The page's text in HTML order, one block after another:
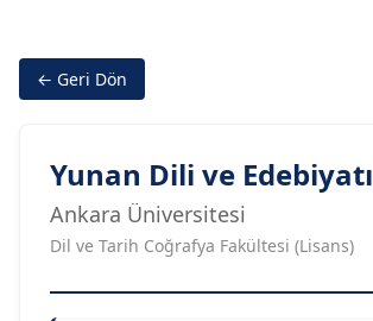
← Geri Dön
Yunan Dili ve Edebiyatı
Ankara Üniversitesi
Dil ve Tarih Coğrafya Fakültesi (Lisans)